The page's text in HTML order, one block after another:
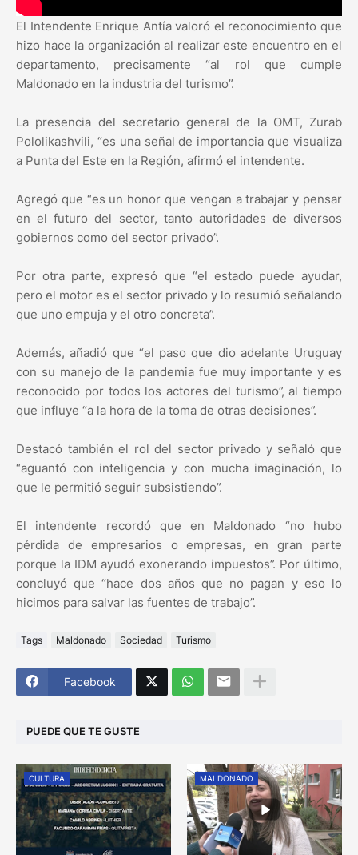
El Intendente Enrique Antía valoró el reconocimiento que
hizo hace la organización al realizar este encuentro en el
departamento, precisamente “al rol que cumple
Maldonado en la industria del turismo”.
La presencia del secretario general de la OMT, Zurab
Pololikashvili, “es una señal de importancia que visualiza
a Punta del Este en la Región, afirmó el intendente.
Agregó que “es un honor que vengan a trabajar y pensar
en el futuro del sector, tanto autoridades de diversos
gobiernos como del sector privado”.
Por otra parte, expresó que “el estado puede ayudar,
pero el motor es el sector privado y lo resumió señalando
que uno empuja y el otro concreta”.
Además, añadió que “el paso que dio adelante Uruguay
con su manejo de la pandemia fue muy importante y es
reconocido por todos los actores del turismo”, al tiempo
que influye “a la hora de la toma de otras decisiones”.
Destacó también el rol del sector privado y señaló que
“aguantó con inteligencia y con mucha imaginación, lo
que le permitió seguir subsistiendo”.
El intendente recordó que en Maldonado “no hubo
pérdida de empresarios o empresas, en gran parte
porque la IDM ayudó exonerando impuestos”. Por último,
concluyó que “hace dos años que no pagan y eso lo
hicimos para salvar las fuentes de trabajo”.
Tags Maldonado Sociedad Turismo
Facebook
PUEDE QUE TE GUSTE
CULTURA MALDONADO